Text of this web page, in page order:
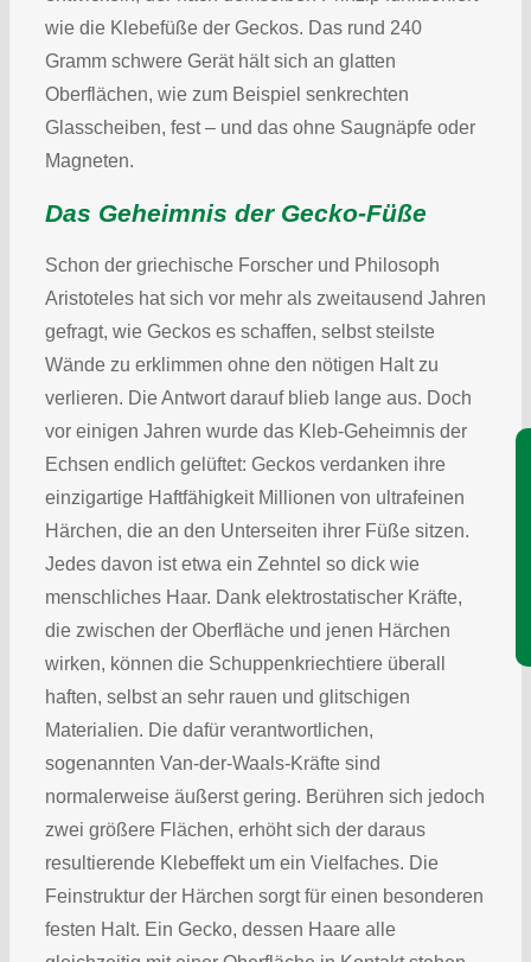
wie die Klebefüße der Geckos. Das rund 240
Gramm schwere Gerät hält sich an glatten
Oberflächen, wie zum Beispiel senkrechten
Glasscheiben, fest – und das ohne Saugnäpfe oder
Magneten.
Das Geheimnis der Gecko-Füße
Schon der griechische Forscher und Philosoph
Aristoteles hat sich vor mehr als zweitausend Jahren
gefragt, wie Geckos es schaffen, selbst steilste
Wände zu erklimmen ohne den nötigen Halt zu
verlieren. Die Antwort darauf blieb lange aus. Doch
vor einigen Jahren wurde das Kleb-Geheimnis der
Echsen endlich gelüftet: Geckos verdanken ihre
einzigartige Haftfähigkeit Millionen von ultrafeinen
Härchen, die an den Unterseiten ihrer Füße sitzen.
Jedes davon ist etwa ein Zehntel so dick wie
menschliches Haar. Dank elektrostatischer Kräfte,
die zwischen der Oberfläche und jenen Härchen
wirken, können die Schuppenkriechtiere überall
haften, selbst an sehr rauen und glitschigen
Materialien. Die dafür verantwortlichen,
sogenannten Van-der-Waals-Kräfte sind
normalerweise äußerst gering. Berühren sich jedoch
zwei größere Flächen, erhöht sich der daraus
resultierende Klebeffekt um ein Vielfaches. Die
Feinstruktur der Härchen sorgt für einen besonderen
festen Halt. Ein Gecko, dessen Haare alle